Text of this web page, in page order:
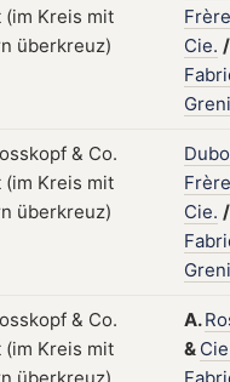
Cie. /
Cie. /
A.
&